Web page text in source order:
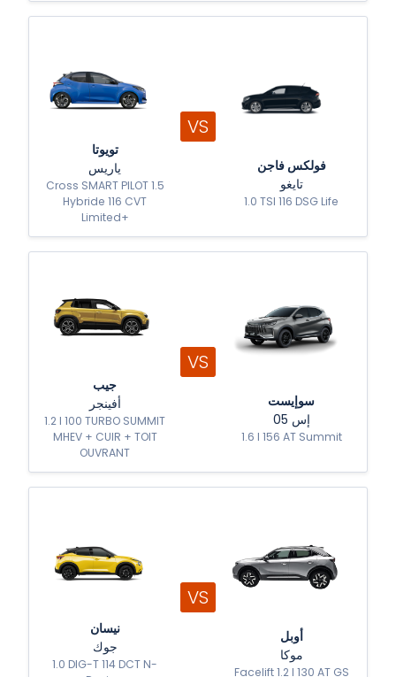
تويوتا
ياريس
Cross SMART PILOT 1.5
Hybride 116 CVT
Limited+
VS
فولكس فاجن
تايغو
1.0 TSI 116 DSG Life
جيب
أفينجر
1.2 l 100 TURBO SUMMIT
MHEV + CUIR + TOIT
OUVRANT
VS
سوإيست
إس 05
1.6 l 156 AT Summit
نيسان
جوك
1.0 DIG-T 114 DCT N-
VS
أوبل
موكا
Facelift 1.2 l 130 AT GS